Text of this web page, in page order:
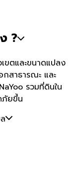
?
ขตและขนาดแปลง
กสาธารณะ และ
รวมที่ดินใน
ภัยขึ้น